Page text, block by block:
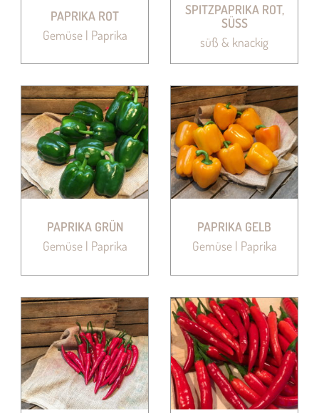
PAPRIKA ROT
Gemüse | Paprika
SPITZPAPRIKA ROT,
SÜSS
süß & knackig
PAPRIKA GRÜN
Gemüse | Paprika
PAPRIKA GELB
Gemüse | Paprika